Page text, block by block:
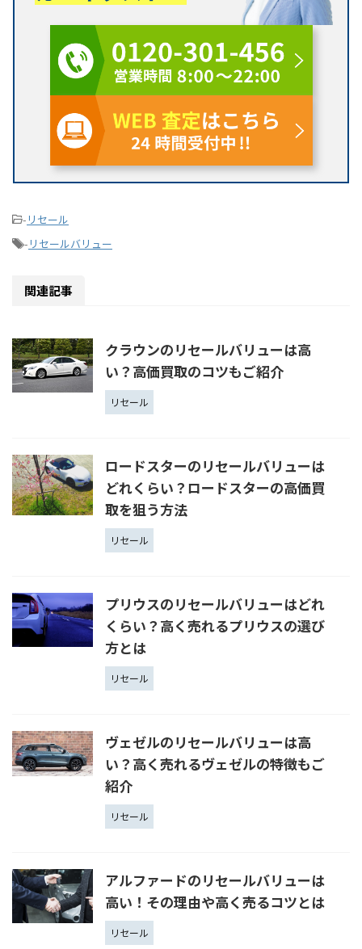
- リセール
- リセールバリュー
関連記事
クラウンのリセールバリューは高
い？高価買取のコツもご紹介
リセール
ロードスターのリセールバリューは
どれくらい？ロードスターの高価買
取を狙う方法
リセール
プリウスのリセールバリューはどれ
くらい？高く売れるプリウスの選び
方とは
リセール
ヴェゼルのリセールバリューは高
い？高く売れるヴェゼルの特徴もご
紹介
リセール
アルファードのリセールバリューは
高い！その理由や高く売るコツとは
リセール